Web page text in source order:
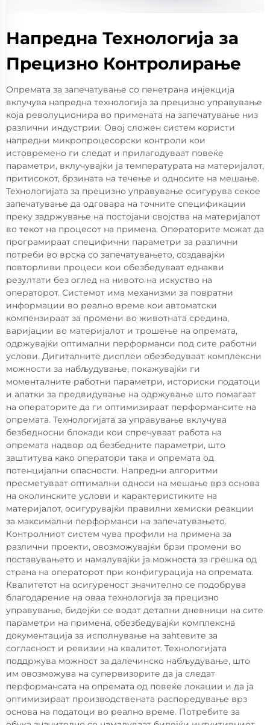
Напредна Технологија за
Прецизно Контролирање
Опремата за запечатување со пенетрана инјекција
вклучува напредна технологија за прецизно управување
која револуционира во примената на запечатување низ
различни индустрии. Овој сложен систем користи
напредни микропроцесорски контроли кои
истовремено ги следат и прилагодуваат повеќе
параметри, вклучувајќи ја температурата на материјалот,
притисокот, брзината на течење и односите на мешање.
Технологијата за прецизно управување осигурува секое
запечатување да одговара на точните спецификации
преку задржување на постојани својства на материјалот
во текот на процесот на примена. Операторите можат да
програмираат специфични параметри за различни
потреби во врска со запечатувањето, создавајќи
повторливи процеси кои обезбедуваат еднакви
резултати без оглед на нивото на искуство на
операторот. Системот има механизми за повратни
информации во реално време кои автоматски
компензираат за промени во животната средина,
варијации во материјалот и трошење на опремата,
одржувајќи оптимални перформанси под сите работни
услови. Дигиталните дисплеи обезбедуваат комплексни
можности за набљудување, покажувајќи ги
моменталните работни параметри, историски податоци
и алатки за предвидување на одржување што помагаат
на операторите да ги оптимизираат перформансите на
опремата. Технологијата за управување вклучува
безбедносни блокади кои спречуваат работа на
опремата надвор од безбедните параметри, што
заштитува како оператори така и опремата од
потенцијални опасности. Напредни алгоритми
пресметуваат оптимални односи на мешање врз основа
на околинските услови и карактеристиките на
материјалот, осигурувајќи правилни хемиски реакции
за максимални перформанси на запечатувањето.
Контролниот систем чува профили на примена за
различни проекти, овозможувајќи брзи промени во
поставувањето и намалувајќи ја можноста за грешка од
страна на операторот при конфигурација на опремата.
Квалитетот на осигуреност значително се подобрува
благодарение на оваа технологија за прецизно
управување, бидејќи се водат детални дневници на сите
параметри на примена, обезбедувајќи комплексна
документација за исполнување на заhteвите за
согласност и ревизии на квалитет. Технологијата
поддржува можност за далечинско набљудување, што
им овозможува на супервизорите да ја следат
перформансата на опремата од повеќе локации и да ја
оптимизираат производствената распоредување врз
основа на податоци во реално време. Потребите за